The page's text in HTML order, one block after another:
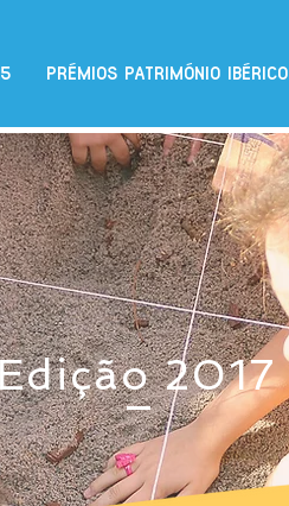
PRÉMIOS PATRIMÓNIO IBÉRICO
2017